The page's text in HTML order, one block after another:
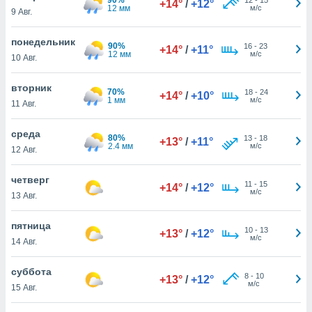
действия
рекламу
нашей
cookie
cookie
в
нашего
9 Авг.
12 мм
+14° / +12°
м/с
понедельник
10 Авг.
90%
12 мм
+14° / +11° 16 -23
м/с
вторник
11 Авг.
70%
1 мм
+14° / +10° 18- 24
м/с
среда
12 Авг.
80%
2.4 мм
+13° / +11° 13 - 18
м/с
четверг
13 Авг.
+14° / +12° 11 - 15
м/с
пятница
14 Авг.
+13° / +12° 10- 13
м/с
суббота
15 Авг.
+13° / +12° 8- 10
м/с